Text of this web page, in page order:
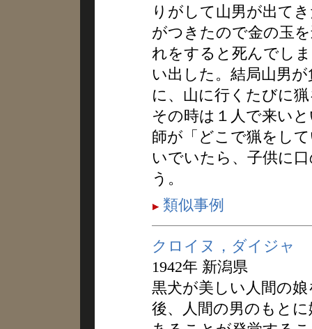
りがして山男が出て
がつきたので金の玉
れをすると死んでし
い出した。結局山男
に、山に行くたびに
その時は１人で来い
師が「どこで猟をし
いでいたら、子供に
う。
類似事例
クロイヌ，ダイジャ
1942年 新潟県
黒犬が美しい人間の
後、人間の男のもと